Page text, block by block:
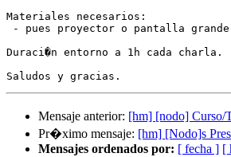
Materiales necesarios:
- pues proyector o pantalla
Duraci�n entorno a 1h cada charla.
Mensaje anterior: [hm] [nodo] Curso/
Pr�ximo mensaje: [hm] [Nodo]s
Mensajes ordenados por: [ fecha ] [